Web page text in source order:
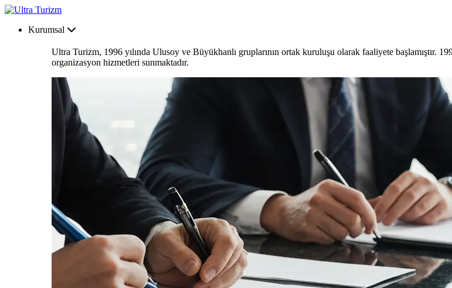
Kurumsal
Ultra Turizm, 1996 yılında Ulusoy ve Büyükhanlı gruplarının ortak kuruluşu olarak faaliyete başlamıştır.
organizasyon hizmetleri sunmaktadır.